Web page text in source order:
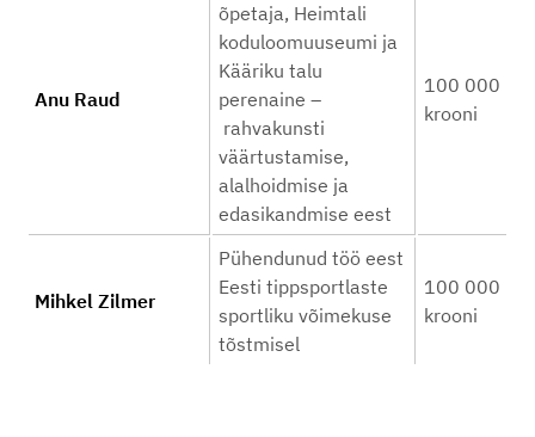
Anu Raud
õpetaja, Heimtali
koduloomuuseumi ja
Kääriku talu
perenaine –
rahvakunsti
väärtustamise,
alalhoidmise ja
edasikandmise eest
100 000
krooni
Mihkel Zilmer
Pühendunud töö eest
Eesti tippsportlaste
sportliku võimekuse
tõstmisel
100 000
krooni